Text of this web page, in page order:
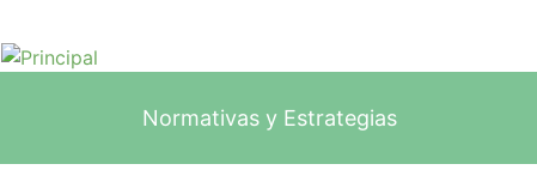
Normativas y Estrategias